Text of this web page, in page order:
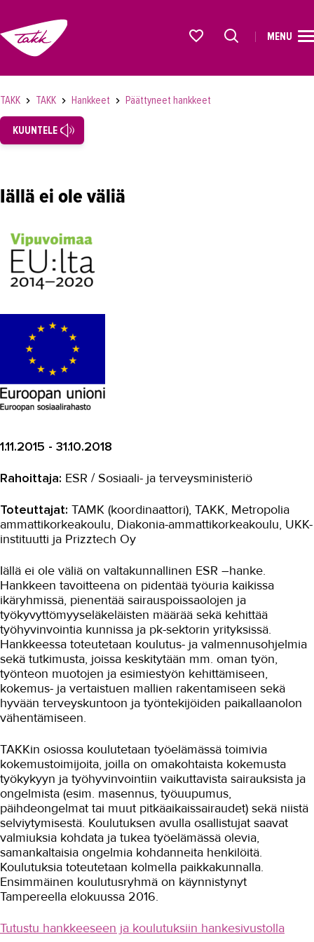
OPISKELIJAKSI
YRITYKSILLE
Tampereen Aikuiskoulutuskeskus
Vastuullisuus
Töihin TAKKiin
Digitaaliset työvälineet ja
julkaisujärjestelmät -koulutukset
Kestävät energiaratkaisut
Kestävää korjausrakentamista
teollisuuteen
MOPO
RoboKop
Strapetsi 2
Tuottavuutta teollisuuteen
Turvallinen oppimisympäristö
Työnantajayhteistyön kehittäminen
digitali...
Yhteiskuntaorientaation...
Ympäristötietoisuutta kuljetus- ja
logistiikka-alalle
Päättyneet hankkeet
Kansainvälinen TAKK
Media ja viestintä
Uutiskirje
Yhteystiedot
MENU
TAKK TAKK Hankkeet Päättyneet hankkeet
KUUNTELE
Iällä ei ole väliä
1.11.2015 - 31.10.2018
Rahoittaja: ESR / Sosiaali- ja terveysministeriö
Toteuttajat: TAMK (koordinaattori), TAKK, Metropolia
ammattikorkeakoulu, Diakonia-ammattikorkeakoulu, UKK-
instituutti ja Prizztech Oy
Iällä ei ole väliä on valtakunnallinen ESR –hanke.
Hankkeen tavoitteena on pidentää työuria kaikissa
ikäryhmissä, pienentää sairauspoissaolojen ja
työkyvyttömyyseläkeläisten määrää sekä kehittää
työhyvinvointia kunnissa ja pk-sektorin yrityksissä.
Hankkeessa toteutetaan koulutus- ja valmennusohjelmia
sekä tutkimusta, joissa keskitytään mm. oman työn,
työnteon muotojen ja esimiestyön kehittämiseen,
kokemus- ja vertaistuen mallien rakentamiseen sekä
hyvään terveyskuntoon ja työntekijöiden paikallaanolon
vähentämiseen.
TAKKin osiossa koulutetaan työelämässä toimivia
kokemustoimijoita, joilla on omakohtaista kokemusta
työkykyyn ja työhyvinvointiin vaikuttavista sairauksista ja
ongelmista (esim. masennus, työuupumus,
päihdeongelmat tai muut pitkäaikaissairaudet) sekä niistä
selviytymisestä. Koulutuksen avulla osallistujat saavat
valmiuksia kohdata ja tukea työelämässä olevia,
samankaltaisia ongelmia kohdanneita henkilöitä.
Koulutuksia toteutetaan kolmella paikkakunnalla.
Ensimmäinen koulutusryhmä on käynnistynyt
Tampereella elokuussa 2016.
Tutustu hankkeeseen ja koulutuksiin hankesivustolla